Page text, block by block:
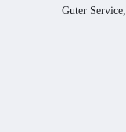
Guter